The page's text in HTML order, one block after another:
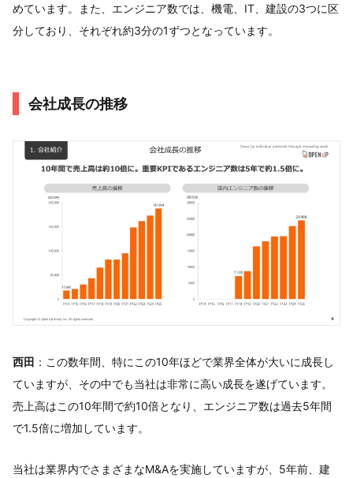
めています。また、エンジニア数では、機電、IT、建設の3つに区
分しており、それぞれ約3分の1ずつとなっています。
会社成長の推移
西田 ：この数年間、特にこの10年ほどで業界全体が大いに成長し
ていますが、その中でも当社は非常に高い成長を遂げています。
売上高はこの10年間で約10倍となり、エンジニア数は過去5年間
で1.5倍に増加しています。
当社は業界内でさまざまなM&Aを実施していますが、5年前、建